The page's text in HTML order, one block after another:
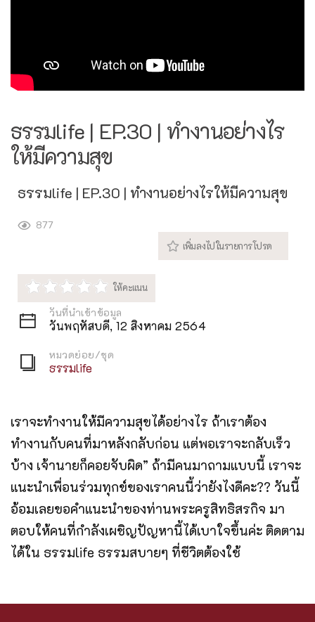
ธรรมlife | EP.30 | ทำงานอย่างไร
ให้มีความสุข
ธรรมlife | EP.30 | ทำงานอย่างไรให้มีความสุข
877
วันที่นำเข้าข้อมูล
วันพฤหัสบดี, 12 สิงหาคม 2564
หมวดย่อย/ชุด
ธรรมlife
เราจะทำงานให้มีความสุขได้อย่างไร ถ้าเราต้อง
ทำงานกับคนที่มาหลังกลับก่อน แต่พอเราจะกลับเร็ว
บ้าง เจ้านายก็คอยจับผิด” ถ้ามีคนมาถามแบบนี้ เราจะ
แนะนำเพื่อนร่วมทุกข์ของเราคนนี้ว่ายังไงดีคะ?? วันนี้
อ้อมเลยขอคำแนะนำของท่านพระครูสิทธิสรกิจ มา
ตอบให้คนที่กำลังเผชิญปัญหานี้ได้เบาใจขึ้นค่ะ ติดตาม
ได้ใน ธรรมlife ธรรมสบายๆ ที่ชีวิตต้องใช้